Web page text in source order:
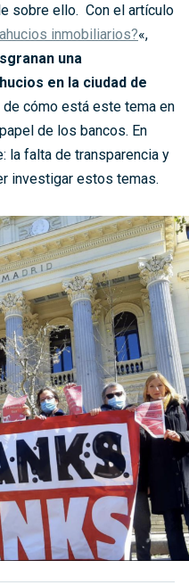
sobre ello. Con el artículo
inmobiliarios?«,
una
en la ciudad de
de cómo está este tema en
de los bancos. En
la falta de transparencia y
investigar estos temas.